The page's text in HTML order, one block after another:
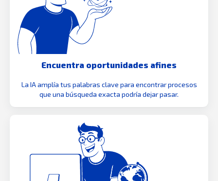
Encuentra oportunidades afines
La IA amplía tus palabras clave para encontrar procesos
que una búsqueda exacta podría dejar pasar.